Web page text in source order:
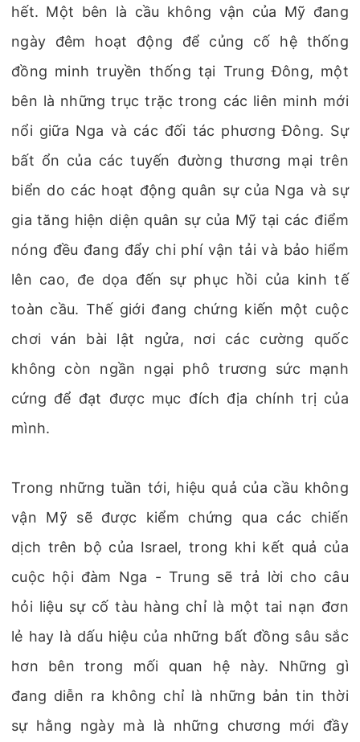
hết. Một bên là cầu không vận của Mỹ đang
ngày đêm hoạt động để củng cố hệ thống
đồng minh truyền thống tại Trung Đông, một
bên là những trục trặc trong các liên minh mới
nổi giữa Nga và các đối tác phương Đông. Sự
bất ổn của các tuyến đường thương mại trên
biển do các hoạt động quân sự của Nga và sự
gia tăng hiện diện quân sự của Mỹ tại các điểm
nóng đều đang đẩy chi phí vận tải và bảo hiểm
lên cao, đe dọa đến sự phục hồi của kinh tế
toàn cầu. Thế giới đang chứng kiến một cuộc
chơi ván bài lật ngửa, nơi các cường quốc
không còn ngần ngại phô trương sức mạnh
cứng để đạt được mục đích địa chính trị của
mình.
Trong những tuần tới, hiệu quả của cầu không
vận Mỹ sẽ được kiểm chứng qua các chiến
dịch trên bộ của Israel, trong khi kết quả của
cuộc hội đàm Nga - Trung sẽ trả lời cho câu
hỏi liệu sự cố tàu hàng chỉ là một tai nạn đơn
lẻ hay là dấu hiệu của những bất đồng sâu sắc
hơn bên trong mối quan hệ này. Những gì
đang diễn ra không chỉ là những bản tin thời
sự hằng ngày mà là những chương mới đầy